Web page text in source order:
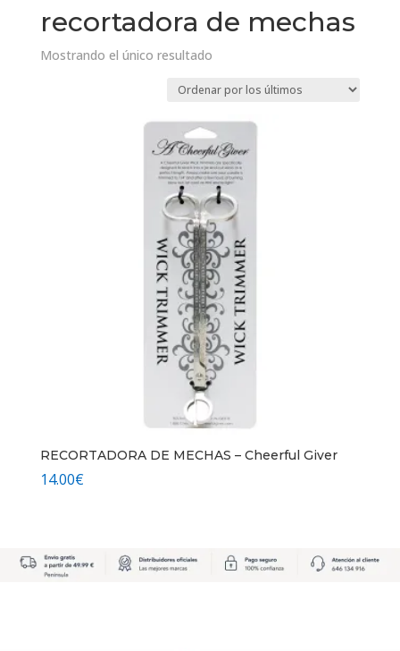
recortadora de mechas
Mostrando el único resultado
RECORTADORA DE MECHAS – Cheerful Giver
14.00€